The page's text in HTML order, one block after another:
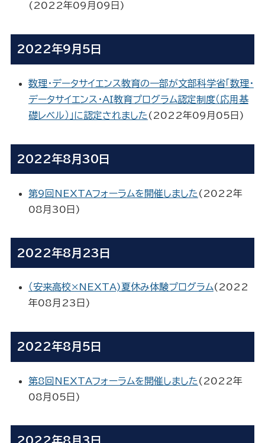
( 2022年09月09日 )
2022年9月5日
数理・データサイエンス教育の一部が文部科学省「数理・
データサイエンス・AI教育プログラム認定制度（応用基
礎レベル）」に認定されました ( 2022年09月05日 )
2022年8月30日
第9回NEXTAフォーラムを開催しました ( 2022年
08月30日 )
2022年8月23日
（安来高校×NEXTA)夏休み体験プログラム( 2022
年08月23日 )
2022年8月5日
第8回NEXTAフォーラムを開催しました ( 2022年
08月05日 )
2022年8月3日